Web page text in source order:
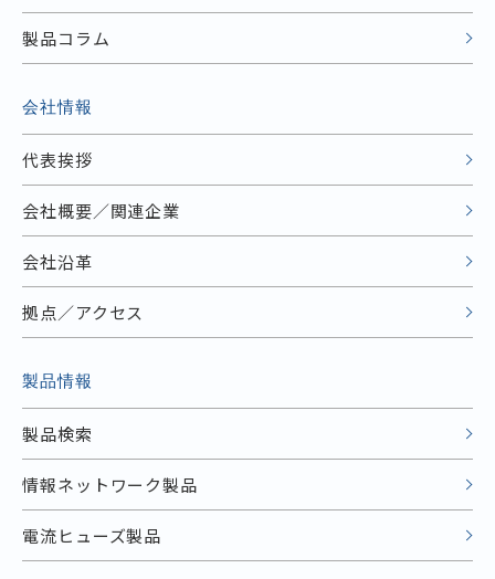
製品コラム
会社情報
代表挨拶
会社概要／関連企業
会社沿革
拠点／アクセス
製品情報
製品検索
情報ネットワーク製品
電流ヒューズ製品